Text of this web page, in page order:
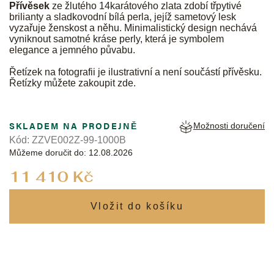
Přívěsek ze žlutého 14karátového zlata zdobí třpytivé
brilianty a sladkovodní bílá perla, jejíž sametový lesk
vyzařuje ženskost a něhu. Minimalistický design nechává
vyniknout samotné kráse perly, která je symbolem
elegance a jemného půvabu.
Řetízek na fotografii je ilustrativní a není součástí přívěsku.
Řetízky můžete zakoupitzde.
11 410 Kč
SKLADEM NA PRODEJNĚ
Můžeme doručit do: 12.08.2026
Možnosti doručení
Kód: ZZVE002Z-99-1000B